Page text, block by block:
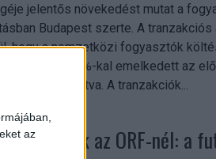
az
jelentős növekedést mutat a
Budapest szerte. A tranzakciós
hogy a nemzetközi fogyasztók
26%-kal emelkedett az
viszonyítva. A tranzakciók...
dőltek az ORF-nél: a